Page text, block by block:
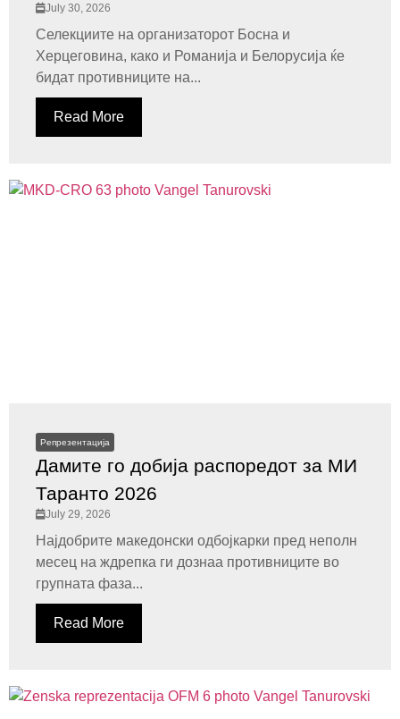
July 30, 2026
Селекциите на организаторот Босна и
Херцеговина, како и Романија и Белорусија ќе
бидат противниците на...
Read More
Репрезентација
Дамите го добија распоредот за МИ
Таранто 2026
July 29, 2026
Најдобрите македонски одбојкарки пред неполн
месец на ждрепка ги дознаа противниците во
групната фаза...
Read More